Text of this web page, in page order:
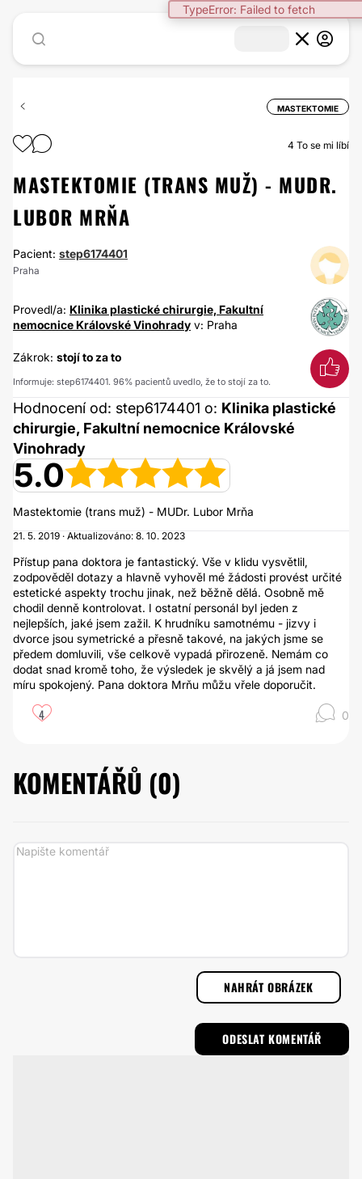
TypeError: Failed to fetch
MASTEKTOMIE
4 To se mi líbí
MASTEKTOMIE (TRANS MUŽ) - MUDR.
LUBOR MRŇA
Pacient: step6174401
Praha
Provedl/a: Klinika plastické chirurgie, Fakultní
nemocnice Královské Vinohrady v: Praha
Zákrok: stojí to za to
Informuje: step6174401. 96% pacientů uvedlo, že to stojí za to.
Hodnocení od: step6174401 o: Klinika plastické
chirurgie, Fakultní nemocnice Královské
Vinohrady
5.0
Mastektomie (trans muž) - MUDr. Lubor Mrňa
21. 5. 2019 · Aktualizováno: 8. 10. 2023
Přístup pana doktora je fantastický. Vše v klidu vysvětlil,
zodpověděl dotazy a hlavně vyhověl mé žádosti provést určité
estetické aspekty trochu jinak, než běžně dělá. Osobně mě
chodil denně kontrolovat. I ostatní personál byl jeden z
nejlepších, jaké jsem zažil. K hrudníku samotnému - jizvy i
dvorce jsou symetrické a přesně takové, na jakých jsme se
předem domluvili, vše celkově vypadá přirozeně. Nemám co
dodat snad kromě toho, že výsledek je skvělý a já jsem nad
míru spokojený. Pana doktora Mrňu můžu vřele doporučit.
4 0
KOMENTÁŘŮ (0)
NAHRÁT OBRÁZEK